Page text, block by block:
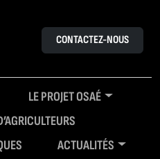
CONTACTEZ-NOUS
LE PROJET OSAÉ
ACTUALITÉS